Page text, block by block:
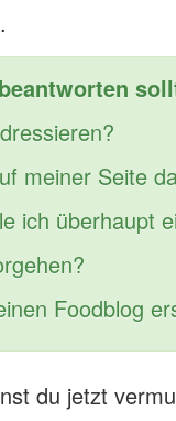
meiner Seite
ich überhaupt
Foodblog
du jetzt